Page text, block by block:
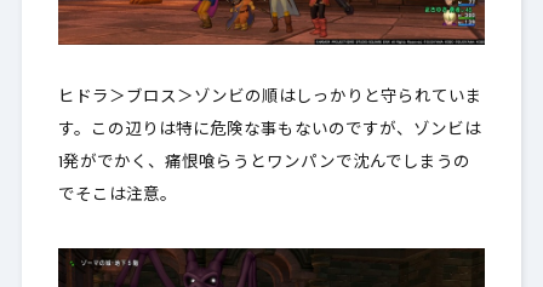
ヒドラ＞ブロス＞ゾンビの順はしっかりと守られていま
す。この辺りは特に危険な事もないのですが、ゾンビは
1発がでかく、痛恨喰らうとワンパンで沈んでしまうの
でそこは注意。